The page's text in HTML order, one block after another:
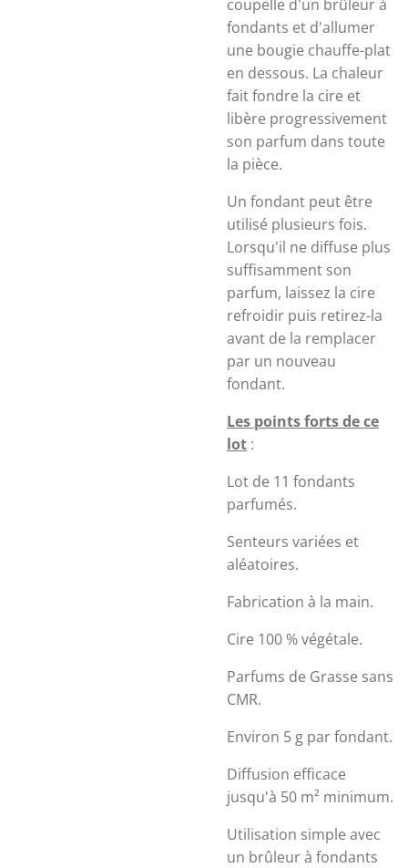
coupelle d'un brûleur à
fondants et d'allumer
une bougie chauffe-plat
en dessous. La chaleur
fait fondre la cire et
libère progressivement
son parfum dans toute
la pièce.
Un fondant peut être
utilisé plusieurs fois.
Lorsqu'il ne diffuse plus
suffisamment son
parfum, laissez la cire
refroidir puis retirez-la
avant de la remplacer
par un nouveau
fondant.
Les points forts de ce
lot :
Lot de 11 fondants
parfumés.
Senteurs variées et
aléatoires.
Fabrication à la main.
Cire 100 % végétale.
Parfums de Grasse sans
CMR.
Environ 5 g par fondant.
Diffusion efficace
jusqu'à 50 m² minimum.
Utilisation simple avec
un brûleur à fondants